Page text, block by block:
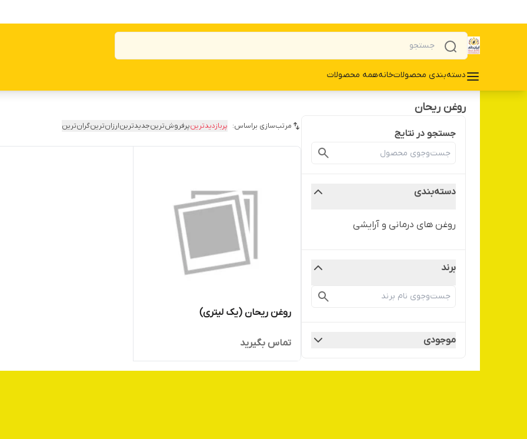
دسته‌بندی محصولاتخانههمه محصولات
روغن ریحان
جستجو در نتایج
دسته‌بندی
روغن های درمانی و آرایشی
برند
موجودی
مرتب‌سازی براساس: پربازدیدترینپرفروش‌ترینجدیدترینارزان‌ترینگران‌ترین
روغن ریحان (یک لیتری)
تماس بگیرید